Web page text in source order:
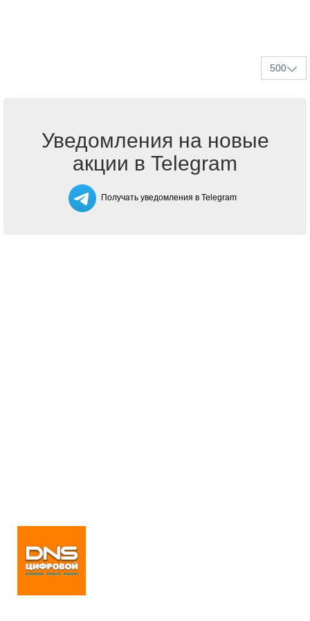
500
Уведомления на новые
акции в Telegram
Получать уведомления в Telegram